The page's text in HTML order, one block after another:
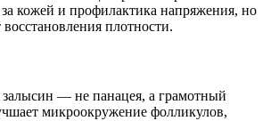
за кожей и профилактика напряжения, но
плотности.
— не панацея, а грамотный
микроокружение фолликулов,